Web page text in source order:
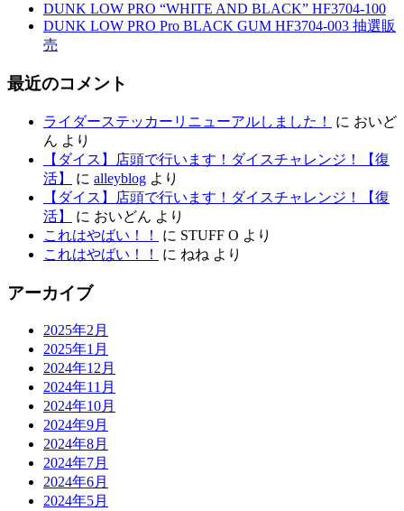
DUNK LOW PRO “WHITE AND BLACK” HF3704-100
DUNK LOW PRO Pro BLACK GUM HF3704-003 抽選販
売
最近のコメント
ライダーステッカーリニューアルしました！ に おいど
ん より
【ダイス】店頭で行います！ダイスチャレンジ！【復
活】
に alleyblog より
【ダイス】店頭で行います！ダイスチャレンジ！【復
活】
に おいどん より
これはやばい！！
に STUFF O より
これはやばい！！
に ねね より
アーカイブ
2025年2月
2025年1月
2024年12月
2024年11月
2024年10月
2024年9月
2024年8月
2024年7月
2024年6月
2024年5月